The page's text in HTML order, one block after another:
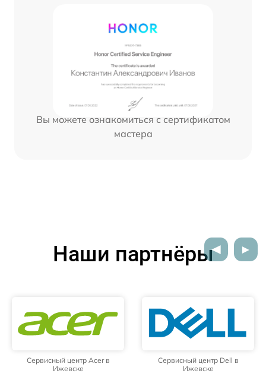
Вы можете ознакомиться с сертификатом
мастера
Наши партнёры
Сервисный центр Acer в
Ижевске
Сервисный центр Dell в
Ижевске